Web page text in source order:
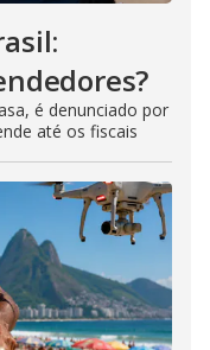
é denunciado por
até os fiscais